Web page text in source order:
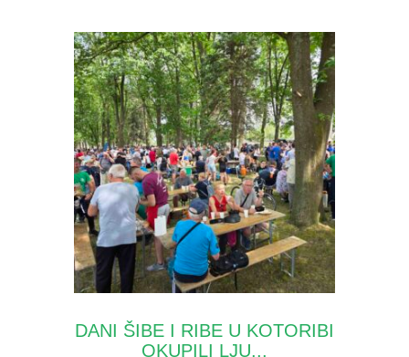
DANI ŠIBE I RIBE U KOTORIBI
OKUPILI LJU...